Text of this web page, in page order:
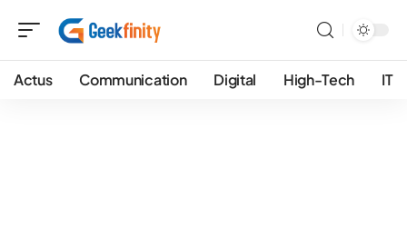
Actus Communication Digital High-Tech IT